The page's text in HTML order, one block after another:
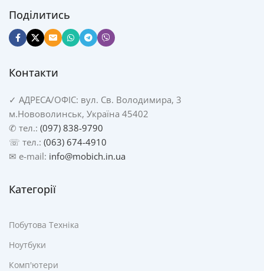
Поділитись
Контакти
✓ АДРЕСА/ОФІС: вул. Св. Володимира, 3
м.Нововолинськ, Україна 45402
✆ тел.: (097) 838-9790
☏ тел.: (063) 674-4910
✉ e-mail: info@mobich.in.ua
Категорії
Побутова Техніка
Ноутбуки
Комп'ютери